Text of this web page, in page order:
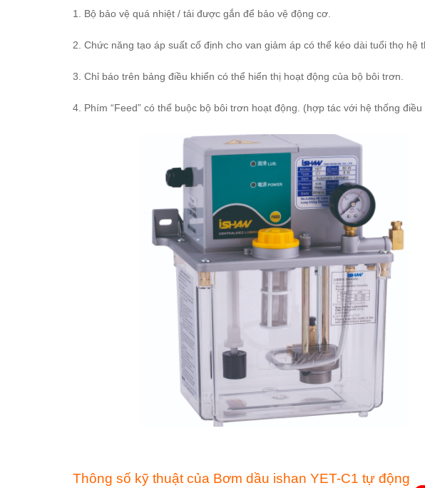
1. Bộ bảo vệ quá nhiệt / tải được gắn để bảo vệ động cơ.
2. Chức năng tạo áp suất cố định cho van giảm áp có thể kéo dài tuổi thọ hệ
3. Chỉ báo trên bảng điều khiển có thể hiển thị hoạt động của bộ bôi trơn.
4. Phím “Feed” có thể buộc bộ bôi trơn hoạt động. (hợp tác với hệ thống điều
Thông số kỹ thuật của Bơm dầu ishan YET-C1 tự động